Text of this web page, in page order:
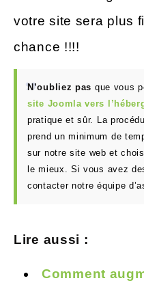
votre site sera plus
chance !!!!
N’oubliez pas que vous
site Joomla vers
pratique et sûr. La
prend un minimum de
sur notre site web et
le mieux. Si vous avez
contacter notre équipe
Lire aussi :
Comment